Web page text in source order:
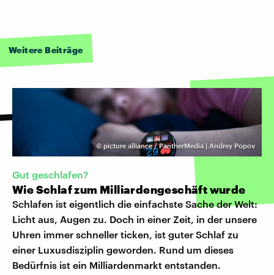
Weitere Beiträge
© picture alliance / PantherMedia | Andrey Popov
Gut geschlafen?
Wie Schlaf zum Milliardengeschäft wurde
Schlafen ist eigentlich die einfachste Sache der Welt:
Licht aus, Augen zu. Doch in einer Zeit, in der unsere
Uhren immer schneller ticken, ist guter Schlaf zu
einer Luxusdisziplin geworden. Rund um dieses
Bedürfnis ist ein Milliardenmarkt entstanden.